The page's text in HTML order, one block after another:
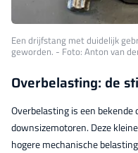
Een drijfstang met duidelijk
geworden. - Foto: Anton van
Overbelasting: de
Overbelasting is een bekende
downsizemotoren. Deze
hogere mechanische